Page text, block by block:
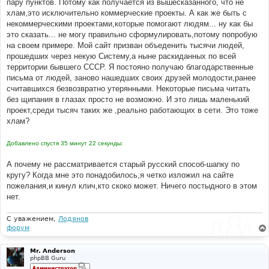
пару пунктов. Потому как получается из вышесказанного, что не
хлам,это исключительно коммерческие проекты. А как же быть с
некоммерческими проектами,которые помогают людям... ну как бы
это сказать... не могу правильно сформулировать,потому попробую
на своем примере. Мой сайт призван объеденить тысячи людей,
прошедших через некую Систему,а ныне раскиданных по всей
территории бывшего СССР. Я постояно получаю благодарственные
письма от людей, заново нашедших своих друзей молодости,ранее
считавшихся безвозвратно утерянными. Некоторые письма читать
без щипания в глазах просто не возможно. И это лишь маленький
проект,среди тысяч таких же ,реально работающих в сети. Это тоже
хлам?
Добавлено спустя 35 минут 22 секунды:
А почему не рассматривается старый русский способ-шапку по
кругу? Когда мне это понадобилось,я четко изложил на сайте
пожелания,и кинул клич,кто скоко может. Ничего постыдного в этом
нет.
С уважением, Лодянов
форум
Mr. Anderson
phpBB Guru